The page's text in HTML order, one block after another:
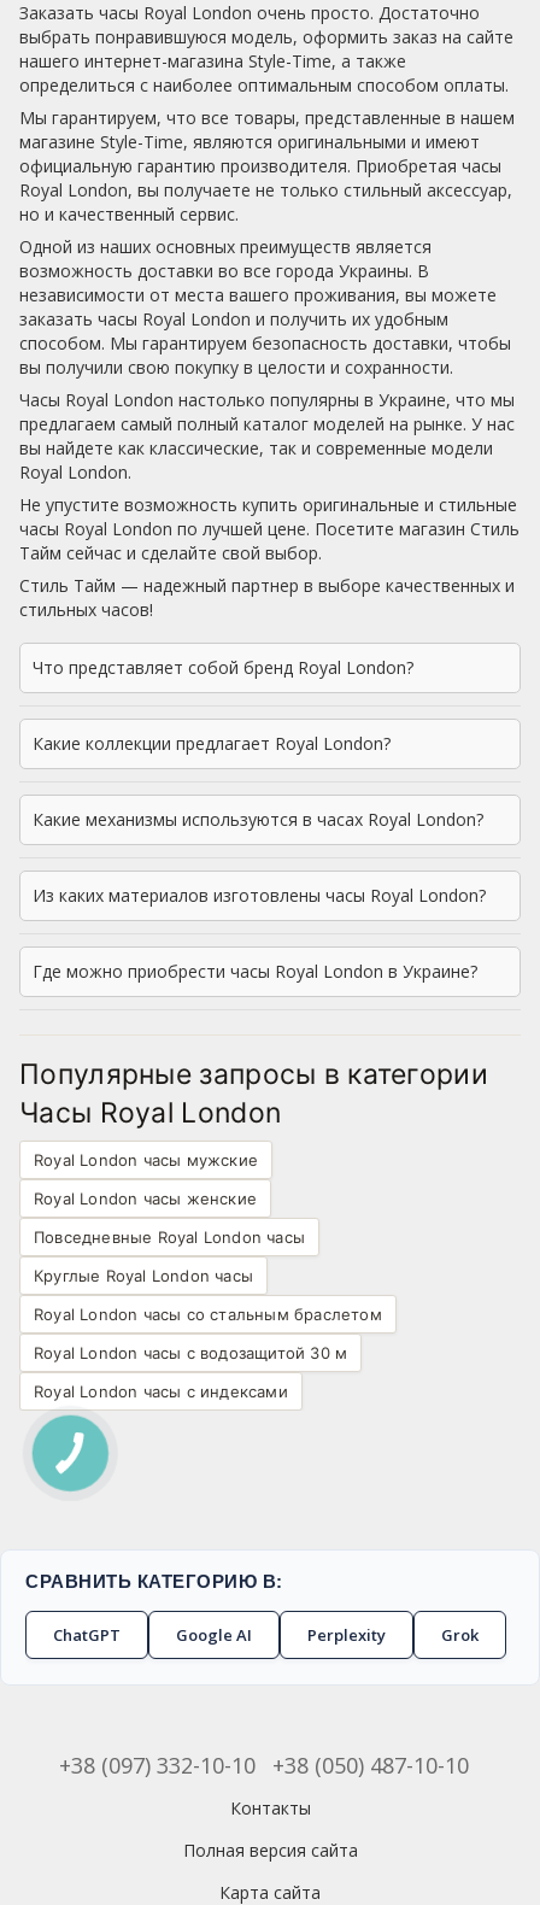
Заказать часы Royal London очень просто. Достаточно
выбрать понравившуюся модель, оформить заказ на сайте
нашего интернет-магазина Style-Time, а также
определиться с наиболее оптимальным способом оплаты.
Мы гарантируем, что все товары, представленные в нашем
магазине Style-Time, являются оригинальными и имеют
официальную гарантию производителя. Приобретая часы
Royal London, вы получаете не только стильный аксессуар,
но и качественный сервис.
Одной из наших основных преимуществ является
возможность доставки во все города Украины. В
независимости от места вашего проживания, вы можете
заказать часы Royal London и получить их удобным
способом. Мы гарантируем безопасность доставки, чтобы
вы получили свою покупку в целости и сохранности.
Часы Royal London настолько популярны в Украине, что мы
предлагаем самый полный каталог моделей на рынке. У нас
вы найдете как классические, так и современные модели
Royal London.
Не упустите возможность купить оригинальные и стильные
часы Royal London по лучшей цене. Посетите магазин Стиль
Тайм сейчас и сделайте свой выбор.
Стиль Тайм — надежный партнер в выборе качественных и
стильных часов!
Что представляет собой бренд Royal London?
Какие коллекции предлагает Royal London?
Какие механизмы используются в часах Royal London?
Из каких материалов изготовлены часы Royal London?
Где можно приобрести часы Royal London в Украине?
Популярные запросы в категории
Часы Royal London
Royal London часы мужские
Royal London часы женские
Повседневные Royal London часы
Круглые Royal London часы
Royal London часы со стальным браслетом
Royal London часы с водозащитой 30 м
Royal London часы с индексами
СРАВНИТЬ КАТЕГОРИЮ В:
ChatGPT Google AI Perplexity Grok
+38 (097) 332-10-10 +38 (050) 487-10-10
Контакты
Полная версия сайта
Карта сайта